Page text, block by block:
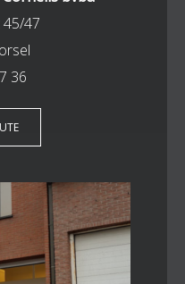
47
36